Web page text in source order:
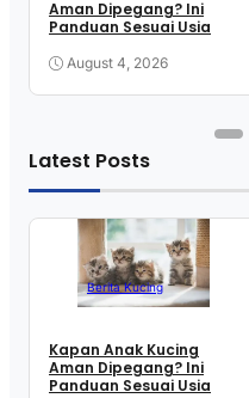
Aman Dipegang? Ini
Panduan Sesuai Usia
August 4, 2026
Latest Posts
Berita Kucing
Kapan Anak Kucing
Aman Dipegang? Ini
Panduan Sesuai Usia